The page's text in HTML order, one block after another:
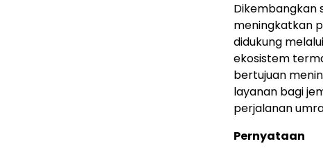
Dikembangkan
meningkatkan
didukung
ekosistem
bertujuan
layanan bagi
perjalanan
Pernyataan